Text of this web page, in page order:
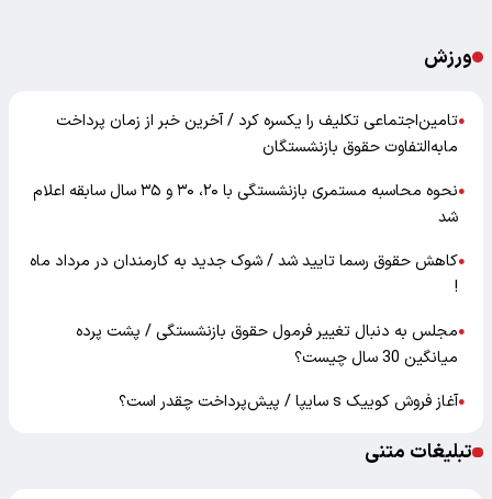
ورزش
●تامین‌اجتماعی تکلیف را یکسره کرد / آخرین خبر از زمان پرداخت
مابه‌التفاوت حقوق بازنشستگان
●
نحوه محاسبه مستمری بازنشستگی با ۲۰، ۳۰ و ۳۵ سال سابقه اعلام
شد
●کاهش حقوق رسما تایید شد / شوک جدید به کارمندان در مرداد ماه
!
●مجلس به دنبال تغییر فرمول حقوق بازنشستگی / پشت پرده
میانگین 30 سال چیست؟
●آغاز فروش کوییک s سایپا / پیش‌پرداخت چقدر است؟
تبلیغات متنی